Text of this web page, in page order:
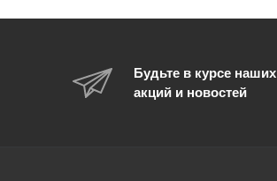
Будьте в курсе наших
акций и новостей